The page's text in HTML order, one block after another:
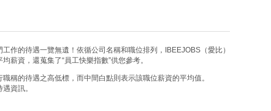
作的待遇一覽無遺！依循公司名稱和職位排列，IBEEJOBS（愛比）
薪資，還蒐集了“員工快樂指數”供您參考。
稱的待遇之高低標，而中間白點則表示該職位薪資的平均值。
資訊。